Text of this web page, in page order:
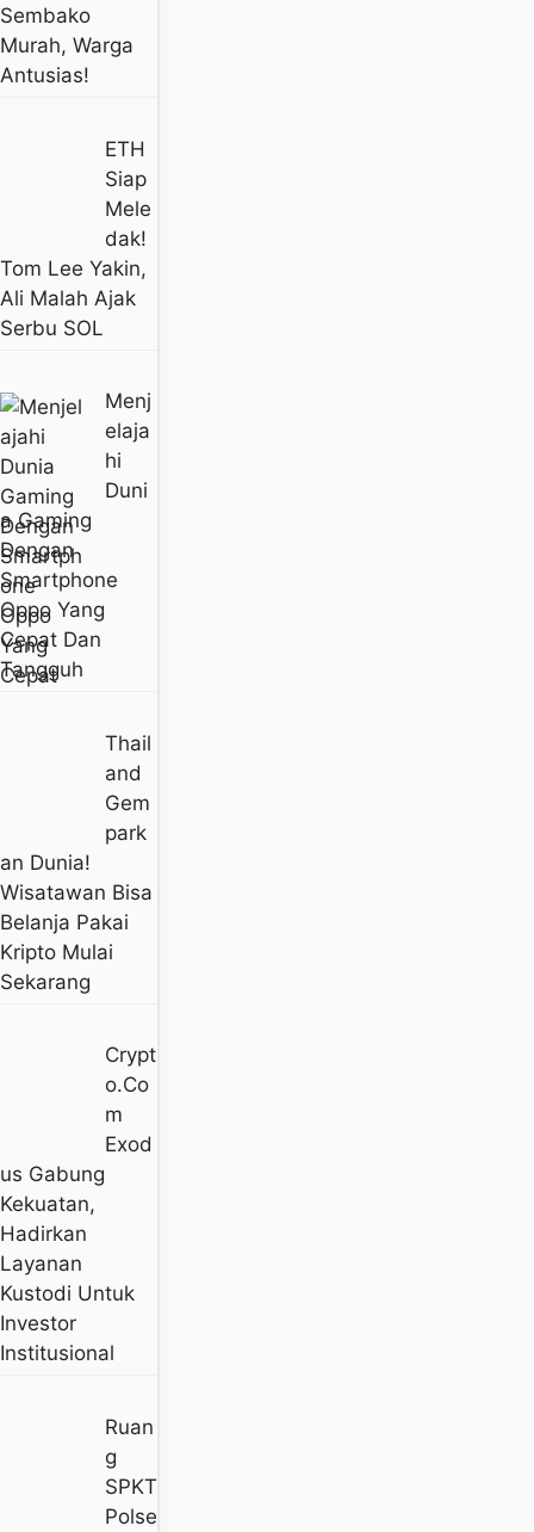
Sembako
Murah, Warga
Antusias!
ETH
Siap
Mele
Dak!
Tom Lee Yakin,
Ali Malah Ajak
Serbu SOL
Menj
Elaja
Hi
Duni
A Gaming
Dengan
Smartphone
Oppo Yang
Cepat Dan
Tangguh
Thail
And
Gem
Park
An Dunia!
Wisatawan Bisa
Belanja Pakai
Kripto Mulai
Sekarang
Crypt
O.co
M
Exod
Us Gabung
Kekuatan,
Hadirkan
Layanan
Kustodi Untuk
Investor
Institusional
Ruan
G
SPKT
Polse